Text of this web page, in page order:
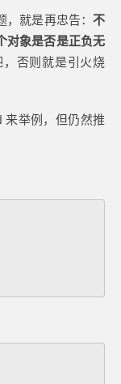
就是再忠告： 不
对象是否是正负无
否则就是引火烧
来举例，但仍然推